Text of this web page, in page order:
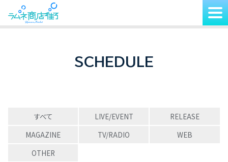
SCHEDULE
すべて LIVE/EVENT
RELEASE
MAGAZINE
TV/RADIO
WEB
OTHER